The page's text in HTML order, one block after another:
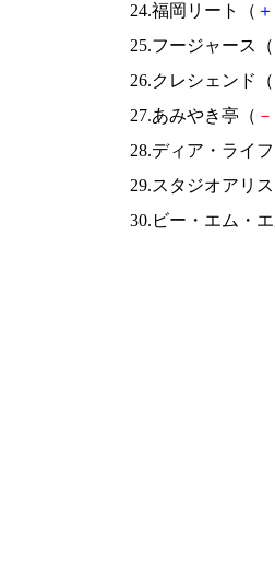
24.福岡リート（ ＋
25.フージャース（
26.クレシェンド（
27.あみやき亭（ －
28.ディア・ライ
29.スタジオアリ
30.ビー・エム・